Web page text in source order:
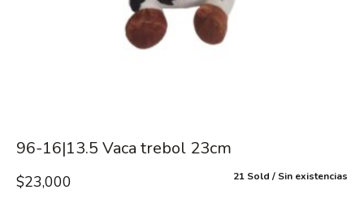
96-16|13.5 Vaca trebol 23cm
21 Sold Sin existencias
$23,000